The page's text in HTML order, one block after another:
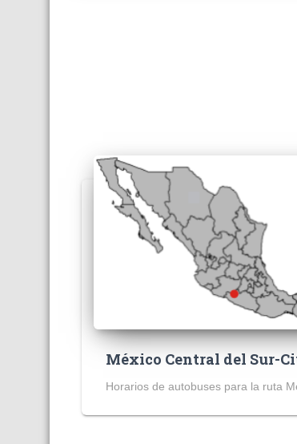
México Central del Sur-
Horarios de autobuses para la ruta